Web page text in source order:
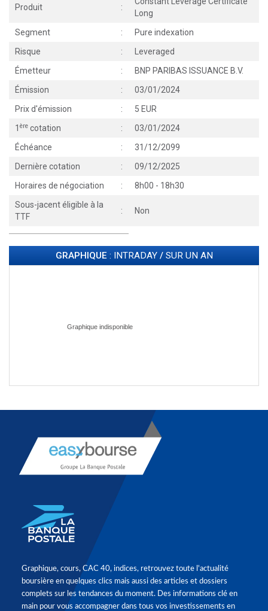
Produit :
Long
Segment
:
Pure indexation
Risque
:
Leveraged
Émetteur
:
BNP PARIBAS ISSUANCE B.V.
Émission
:
03/01/2024
Prix d'émission
:
5 EUR
1 ère cotation :
03/01/2024
Échéance
:
31/12/2099
Dernière cotation
:
09/12/2025
Horaires de négociation
:
8h00 - 18h30
Sous-jacent éligible à la
TTF
: Non
GRAPHIQUE : INTRADAY/ SUR UN AN
Graphique, cours, CAC 40, indices, retrouvez toute l'actualité
boursière en quelques clics mais aussi des articles et dossiers
complets sur les tendances du moment. Des informations clé en
main pour vous accompagner dans tous vos investissements en